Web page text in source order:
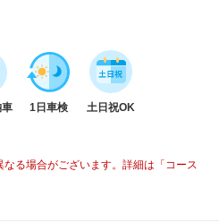
車
1日車検 土日祝OK
る場合がございます。詳細は「コース